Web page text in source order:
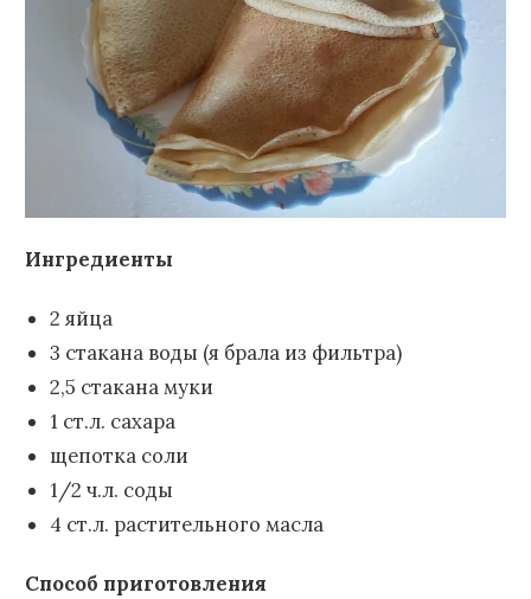
Ингредиенты
2 яйца
3 стакана воды (я брала из фильтра)
2,5 стакана муки
1 ст.л. сахара
щепотка соли
1/2 ч.л. соды
4 ст.л. растительного масла
Способ приготовления